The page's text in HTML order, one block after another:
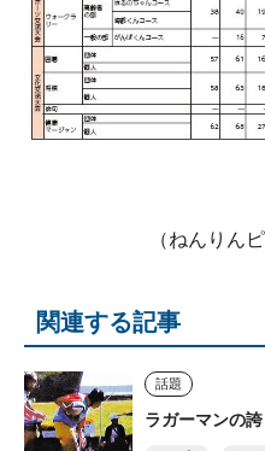
（ねんりん
関連する記事
話題
ラガーマンの